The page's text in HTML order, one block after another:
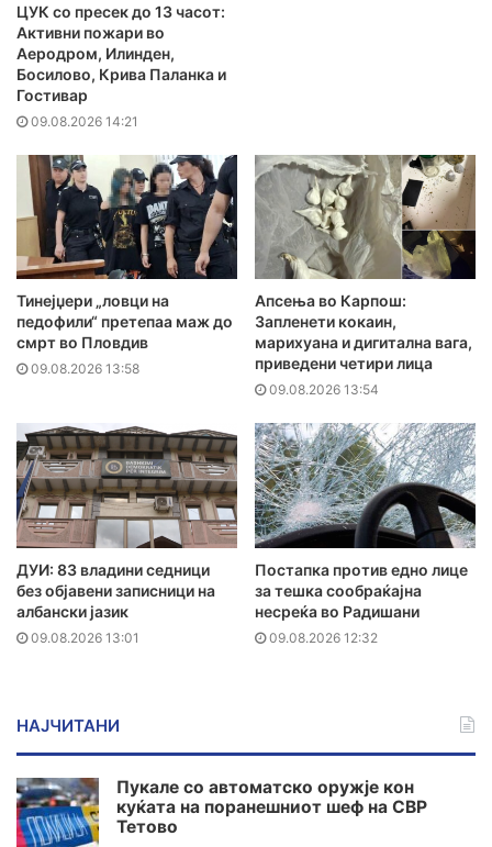
ЦУК со пресек до 13 часот:
Активни пожари во
Аеродром, Илинден,
Босилово, Крива Паланка и
Гостивар
09.08.2026 14:21
Тинејџери „ловци на
педофили“ претепаа маж до
смрт во Пловдив
09.08.2026 13:58
Апсења во Карпош:
Запленети кокаин,
марихуана и дигитална вага,
приведени четири лица
09.08.2026 13:54
ДУИ: 83 владини седници
без објавени записници на
албански јазик
09.08.2026 13:01
Постапка против едно лице
за тешка сообраќајна
несреќа во Радишани
09.08.2026 12:32
НАЈЧИТАНИ
Пукале со автоматско оружје кон
куќата на поранешниот шеф на СВР
Тетово